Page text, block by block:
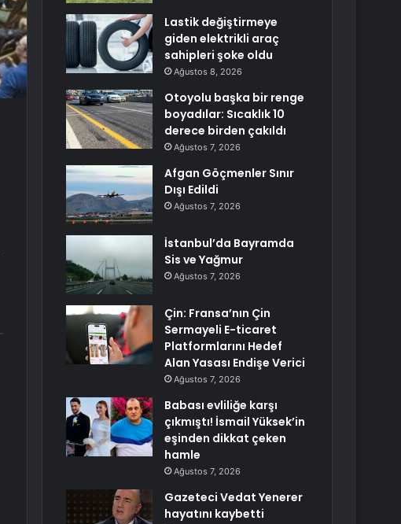
Lastik değiştirmeye
giden elektrikli araç
sahipleri şoke oldu
Ağustos 8, 2026
Otoyolu başka bir renge
boyadılar: Sıcaklık 10
derece birden çakıldı
Ağustos 7, 2026
Afgan Göçmenler Sınır
Dışı Edildi
Ağustos 7, 2026
İstanbul’da Bayramda
Sis ve Yağmur
Ağustos 7, 2026
Çin: Fransa’nın Çin
Sermayeli E-ticaret
Platformlarını Hedef
Alan Yasası Endişe Verici
Ağustos 7, 2026
Babası evliliğe karşı
çıkmıştı! İsmail Yüksek’in
eşinden dikkat çeken
hamle
Ağustos 7, 2026
Gazeteci Vedat Yenerer
hayatını kaybetti